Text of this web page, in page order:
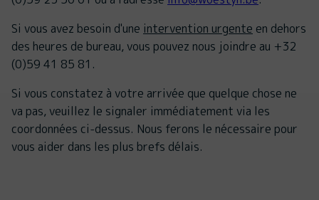
Si vous avez besoin d'une intervention urgente en dehors
des heures de bureau, vous pouvez nous joindre au +32
(0)59 41 85 81.
Si vous constatez à votre arrivée que quelque chose ne
va pas, veuillez le signaler immédiatement via les
coordonnées ci-dessus. Nous ferons le nécessaire pour
vous aider dans les plus brefs délais.